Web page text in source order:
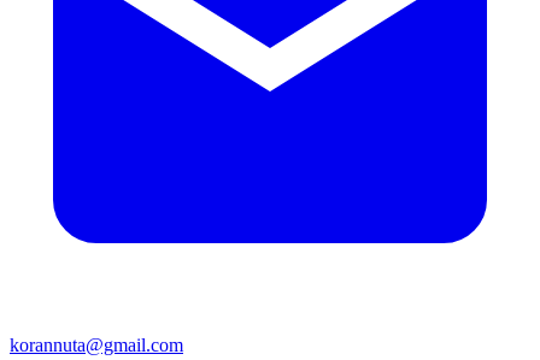
korannuta@gmail.com